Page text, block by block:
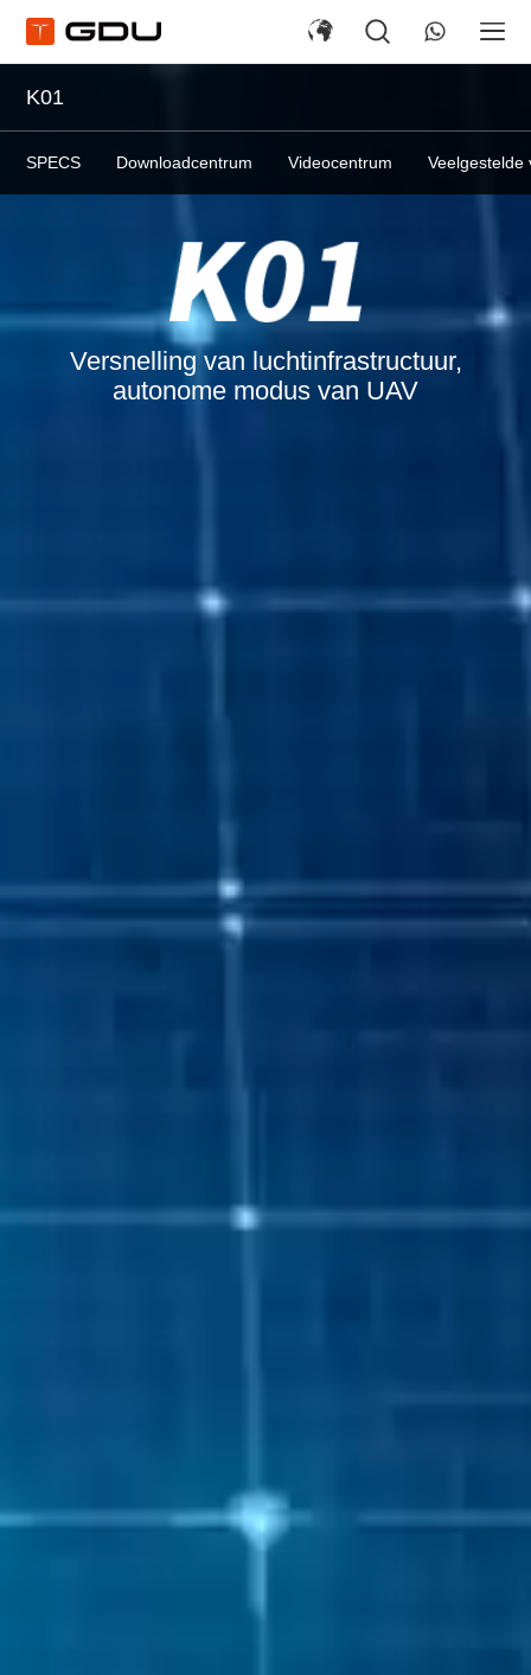
K01
SPECS Downloadcentrum Videocentrum Veelgestelde
Versnelling van luchtinfrastructuur,
autonome modus van UAV